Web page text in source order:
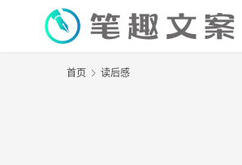
首页 读后感